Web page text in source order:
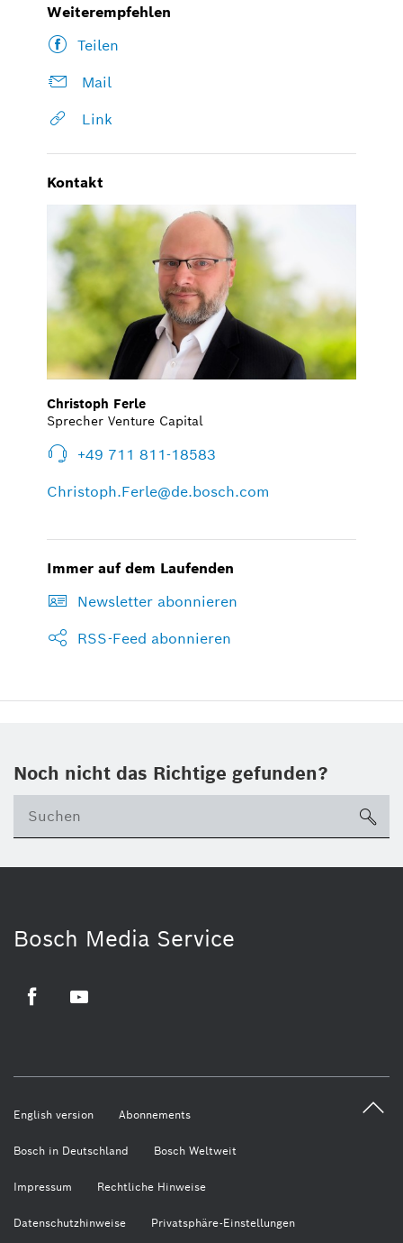
Weiterempfehlen
Teilen
Mail
Link
Kontakt
Christoph Ferle
Sprecher Venture Capital
+49 711 811-18583
Christoph.Ferle@de.bosch.com
Immer auf dem Laufenden
Newsletter abonnieren
RSS-Feed abonnieren
Noch nicht das Richtige gefunden?
Bosch Media Service
English version Abonnements
Bosch in Deutschland Bosch Weltweit
Impressum Rechtliche Hinweise
Datenschutzhinweise Privatsphäre-Einstellungen